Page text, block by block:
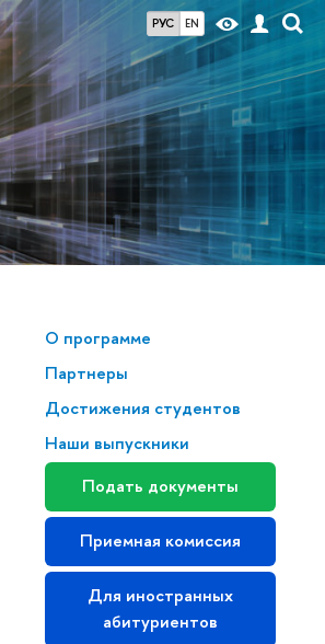
РУС EN
О программе
Партнеры
Достижения студентов
Наши выпускники
Подать документы
Приемная комиссия
Для иностранных
абитуриентов